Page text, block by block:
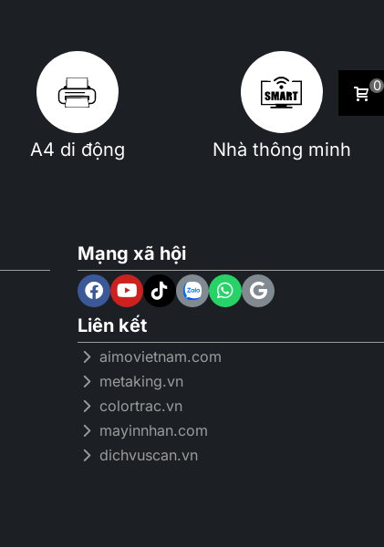
bộ nhớ đệm
A4 di động Nhà thông minh
Mạng xã hội
Liên kết
aimovietnam.com
metaking.vn
colortrac.vn
mayinnhan.com
dichvuscan.vn
0